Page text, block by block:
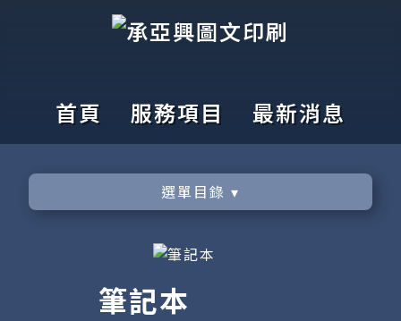
首頁 服務項目 最新消息
選單目錄 ▾
筆記本